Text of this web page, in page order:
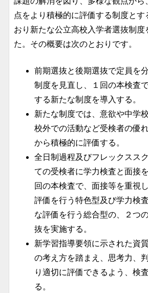
点をより積極的に評価する制度とす
おり新たな公立高校入学者選抜制度
た。その概要は次のとおりです。
前期選抜と後期選抜で定員を
制度を見直し、１回の本検査
する新たな制度を導入する。
新たな制度では、意欲や中学
校外での活動など受検者の優
から積極的に評価する。
全日制過程及びフレックスス
ての受検者に学力検査と面接
回の本検査で、面接等を重視
評価を行う特色型及び学力検
な評価を行う総合型の、２つ
抜を実施する。
新学習指導要領に示された資
の考え方を踏まえ、思考力、
り適切に評価できるよう、検
る。